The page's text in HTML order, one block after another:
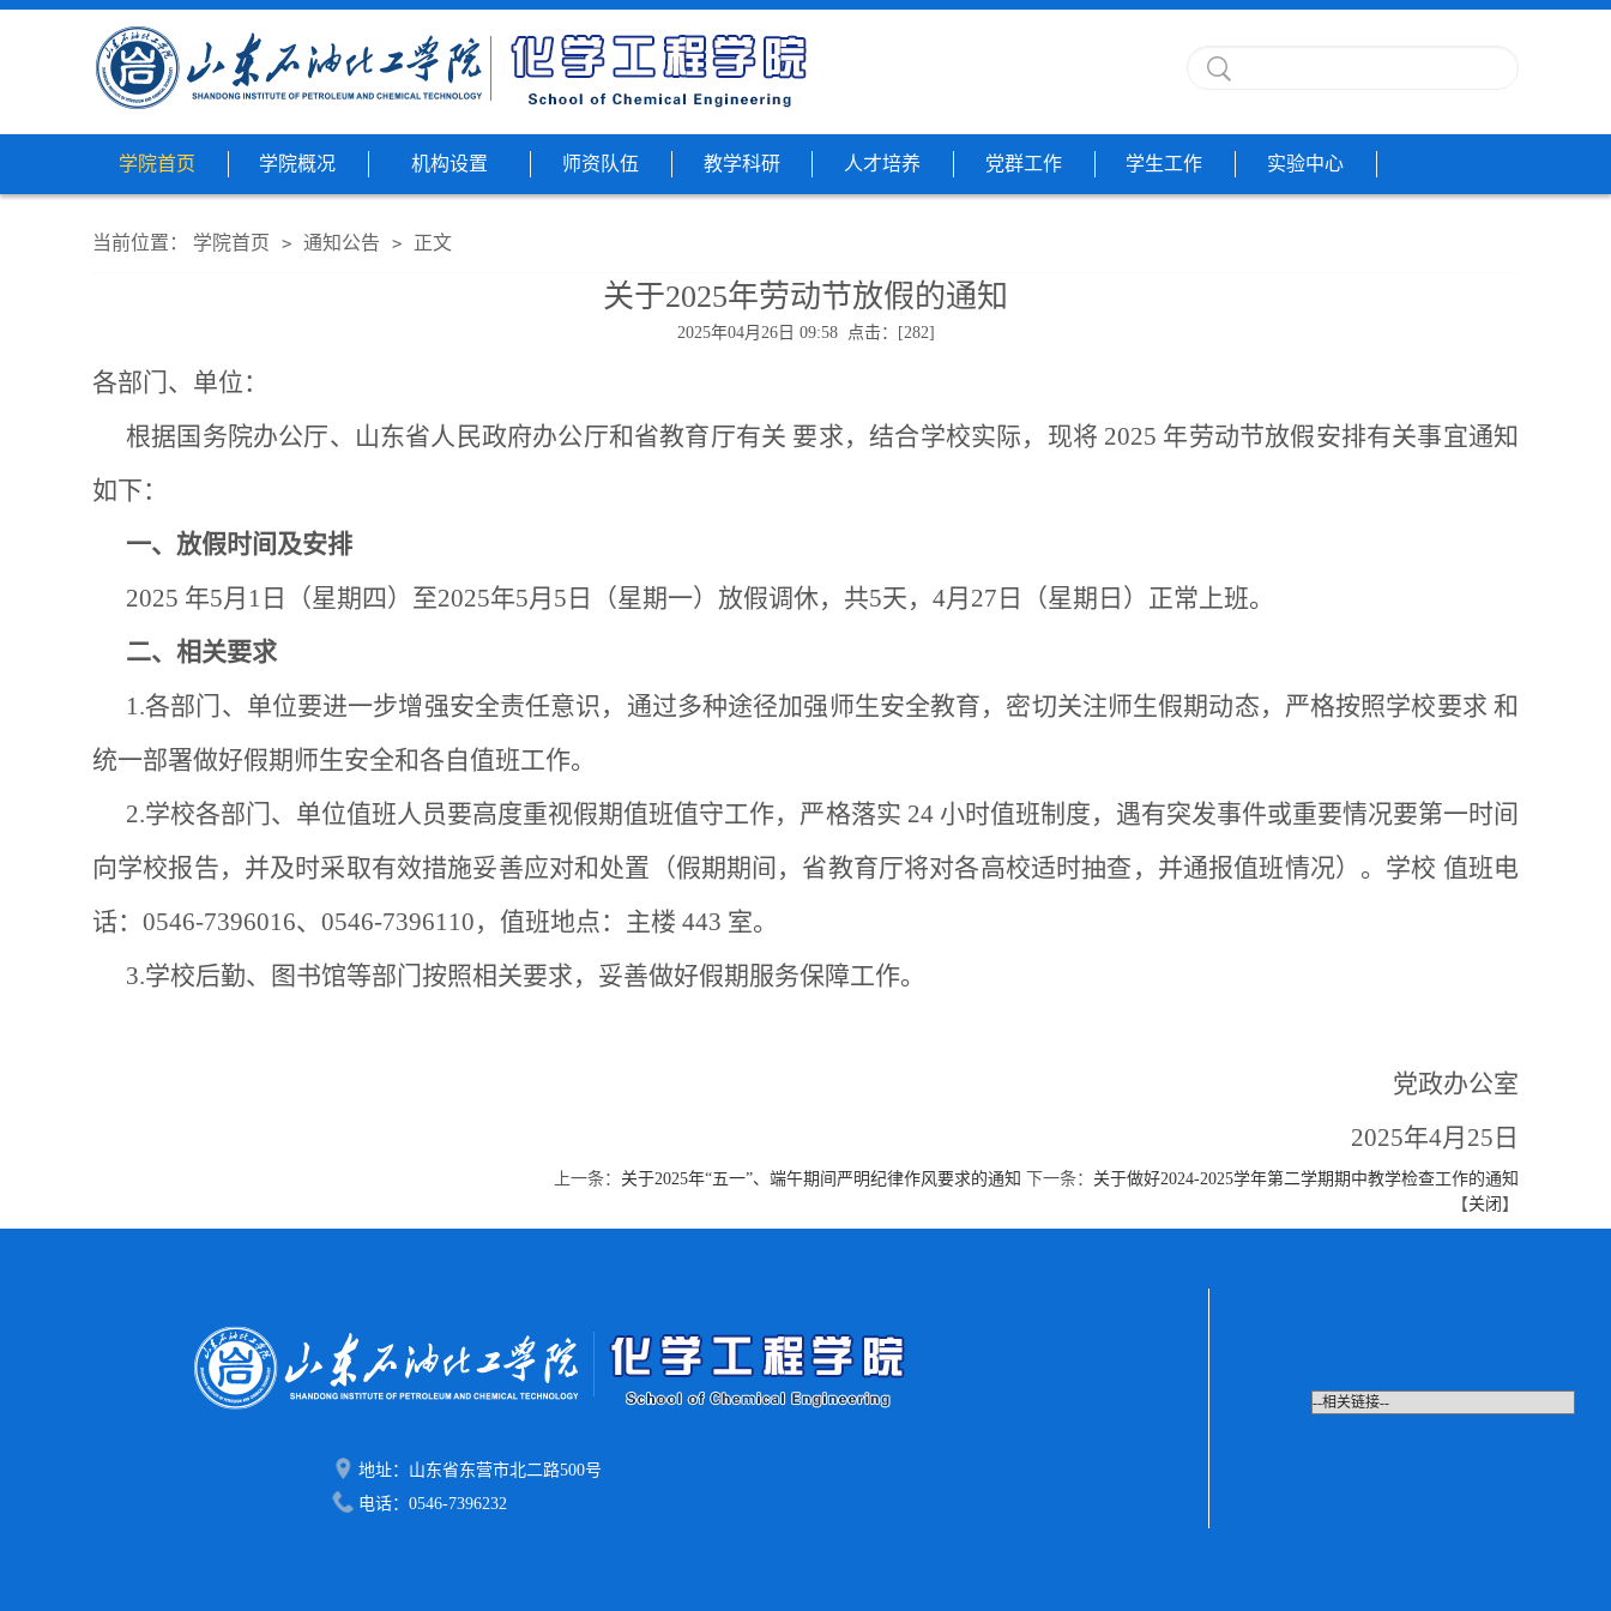
学院首页 学院概况 机构设置 师资队伍 教学科研 人才培养 党群工作 学生工作 实验中心
当前位置： 学院首页 > 通知公告 > 正文
关于2025年劳动节放假的通知
2025年04月26日 09:58 点击：[282]
各部门、单位：
根据国务院办公厅、山东省人民政府办公厅和省教育厅有关 要求，结合学校实际，现将 2025 年劳动节放假安排有关事宜通知
如下：
一、放假时间及安排
2025 年5月1日（星期四）至2025年5月5日（星期一）放假调休，共5天，4月27日（星期日）正常上班。
二、相关要求
1.各部门、单位要进一步增强安全责任意识，通过多种途径加强师生安全教育，密切关注师生假期动态，严格按照学校要求 和
统一部署做好假期师生安全和各自值班工作。
2.学校各部门、单位值班人员要高度重视假期值班值守工作，严格落实 24 小时值班制度，遇有突发事件或重要情况要第一时间
向学校报告，并及时采取有效措施妥善应对和处置（假期期间，省教育厅将对各高校适时抽查，并通报值班情况）。学校 值班电
话：0546-7396016、0546-7396110，值班地点：主楼 443 室。
3.学校后勤、图书馆等部门按照相关要求，妥善做好假期服务保障工作。
党政办公室
2025年4月25日
上一条： 关于2025年“五一”、端午期间严明纪律作风要求的通知 下一条： 关于做好2024-2025学年第二学期期中教学检查工作的通知
【关闭 】
地址：山东省东营市北二路500号
电话：0546-7396232